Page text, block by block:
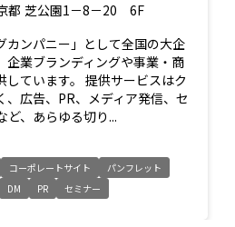
都 芝公園1－8－20 6F
カンパニー」として全国の大企
企業ブランディングや事業・商
しています。 提供サービスはク
、広告、PR、メディア発信、セ
ど、あらゆる切り...
コーポレートサイト
パンフレット
DM PR セミナー